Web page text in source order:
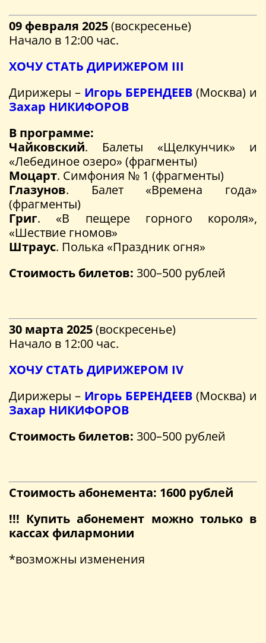
09 февраля 2025(воскресенье)
Начало в 12:00 час.
ХОЧУ СТАТЬ ДИРИЖЕРОМ III
Дирижеры – Игорь БЕРЕНДЕЕВ (Москва) и
Захар НИКИФОРОВ
В программе:
Чайковский. Балеты «Щелкунчик» и
«Лебединое озеро» (фрагменты)
Моцарт. Симфония № 1 (фрагменты)
Глазунов. Балет «Времена года»
(фрагменты)
Григ. «В пещере горного короля»,
«Шествие гномов»
Штраус. Полька «Праздник огня»
Стоимость билетов: 300–500 рублей
30 марта 2025(воскресенье)
Начало в 12:00 час.
ХОЧУ СТАТЬ ДИРИЖЕРОМ IV
Дирижеры – Игорь БЕРЕНДЕЕВ (Москва) и
Захар НИКИФОРОВ
Стоимость билетов: 300–500 рублей
Стоимость абонемента: 1600 рублей
!!! Купить абонемент можно только в
кассах филармонии
*возможны изменения